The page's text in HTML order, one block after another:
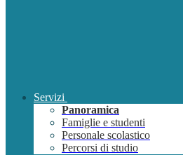
Servizi
Panoramica
Famiglie e studenti
Personale scolastico
Percorsi di studio